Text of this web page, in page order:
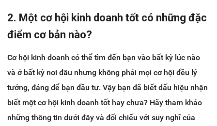
2. Một cơ hội kinh doanh tốt có những đặc
điểm cơ bản nào?
Cơ hội kinh doanh có thể tìm đến bạn vào bất kỳ lúc nào
và ở bất kỳ nơi đâu nhưng không phải mọi cơ hội đều lý
tưởng, đáng để bạn đầu tư. Vậy bạn đã biết dấu hiệu nhận
biết một cơ hội kinh doanh tốt hay chưa? Hãy tham khảo
những thông tin dưới đây và đối chiếu với suy nghĩ của